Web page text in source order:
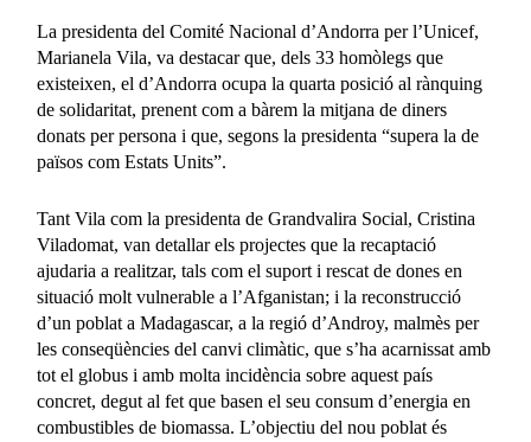
La presidenta del Comité Nacional d’Andorra per l’Unicef,
Marianela Vila, va destacar que, dels 33 homòlegs que
existeixen, el d’Andorra ocupa la quarta posició al rànquing
de solidaritat, prenent com a bàrem la mitjana de diners
donats per persona i que, segons la presidenta “supera la de
països com Estats Units”.
Tant Vila com la presidenta de Grandvalira Social, Cristina
Viladomat, van detallar els projectes que la recaptació
ajudaria a realitzar, tals com el suport i rescat de dones en
situació molt vulnerable a l’Afganistan; i la reconstrucció
d’un poblat a Madagascar, a la regió d’Androy, malmès per
les conseqüències del canvi climàtic, que s’ha acarnissat amb
tot el globus i amb molta incidència sobre aquest país
concret, degut al fet que basen el seu consum d’energia en
combustibles de biomassa. L’objectiu del nou poblat és